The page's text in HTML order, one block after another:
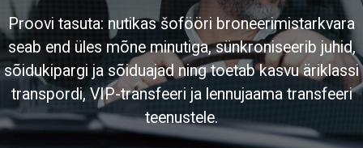
Proovi tasuta: nutikas šofööri broneerimistarkvara
seab end üles mõne minutiga, sünkroniseerib juhid,
sõidukipargi ja sõiduajad ning toetab kasvu äriklassi
transpordi, VIP-transfeeri ja lennujaama transfeeri
teenustele.